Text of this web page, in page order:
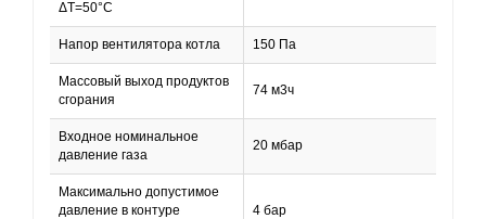
ΔТ=50°С
Напор вентилятора котла 150 Па
Массовый выход продуктов
сгорания
74 м3ч
Входное номинальное
давление газа
20 мбар
Максимально допустимое
давление в контуре
4 бар